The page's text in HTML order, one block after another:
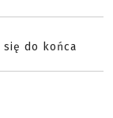
się do końca